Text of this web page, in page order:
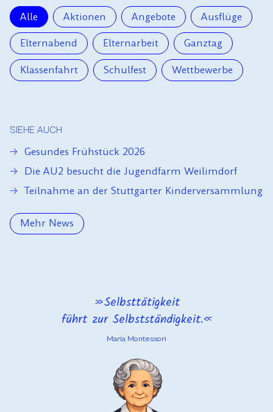
Alle Aktionen Angebote
Ausflüge
Elternabend
Elternarbeit
Ganztag
Klassenfahrt
Schulfest Wettbewerbe
SIEHE AUCH
Gesundes Frühstück 2026
Die AU2 besucht die Jugendfarm Weilimdorf
Teilnahme an der Stuttgarter Kinderversammlung
Mehr News
Selbsttätigkeit
führt zur Selbstständigkeit.
Maria Montessori